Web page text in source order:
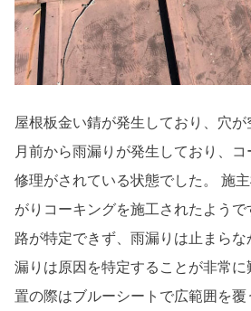
屋根板金い錆が発生しており、穴
月前から雨漏りが発生しており、
修理がされている状態でした。 施
がりコーキングを施工されたよう
路が特定できず、雨漏りは止まら
漏りは原因を特定することが非常
置の際はブルーシートで広範囲を